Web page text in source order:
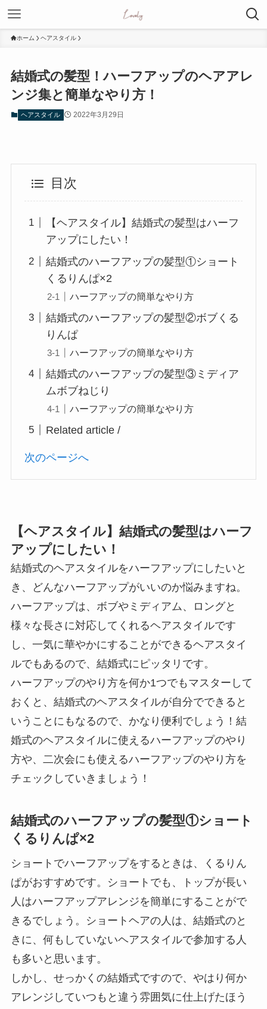
ホーム ヘアスタイル
結婚式の髪型！ハーフアップのヘアアレ
ンジ集と簡単なやり方！
ヘアスタイル 2022年3月29日
目次
【ヘアスタイル】結婚式の髪型はハーフ
アップにしたい！
結婚式のハーフアップの髪型①ショート
くるりんぱ×2
ハーフアップの簡単なやり方
結婚式のハーフアップの髪型②ボブくる
りんぱ
ハーフアップの簡単なやり方
結婚式のハーフアップの髪型③ミディア
ムボブねじり
ハーフアップの簡単なやり方
Related article /
次のページへ
【ヘアスタイル】結婚式の髪型はハーフ
アップにしたい！
結婚式のヘアスタイルをハーフアップにしたいと
き、どんなハーフアップがいいのか悩みますね。
ハーフアップは、ボブやミディアム、ロングと
様々な長さに対応してくれるヘアスタイルです
し、一気に華やかにすることができるヘアスタイ
ルでもあるので、結婚式にピッタリです。
ハーフアップのやり方を何か1つでもマスターして
おくと、結婚式のヘアスタイルが自分でできると
いうことにもなるので、かなり便利でしょう！結
婚式のヘアスタイルに使えるハーフアップのやり
方や、二次会にも使えるハーフアップのやり方を
チェックしていきましょう！
結婚式のハーフアップの髪型①ショート
くるりんぱ×2
ショートでハーフアップをするときは、くるりん
ぱがおすすめです。ショートでも、トップが長い
人はハーフアップアレンジを簡単にすることがで
きるでしょう。ショートヘアの人は、結婚式のと
きに、何もしていないヘアスタイルで参加する人
も多いと思います。
しかし、せっかくの結婚式ですので、やはり何か
アレンジしていつもと違う雰囲気に仕上げたほう